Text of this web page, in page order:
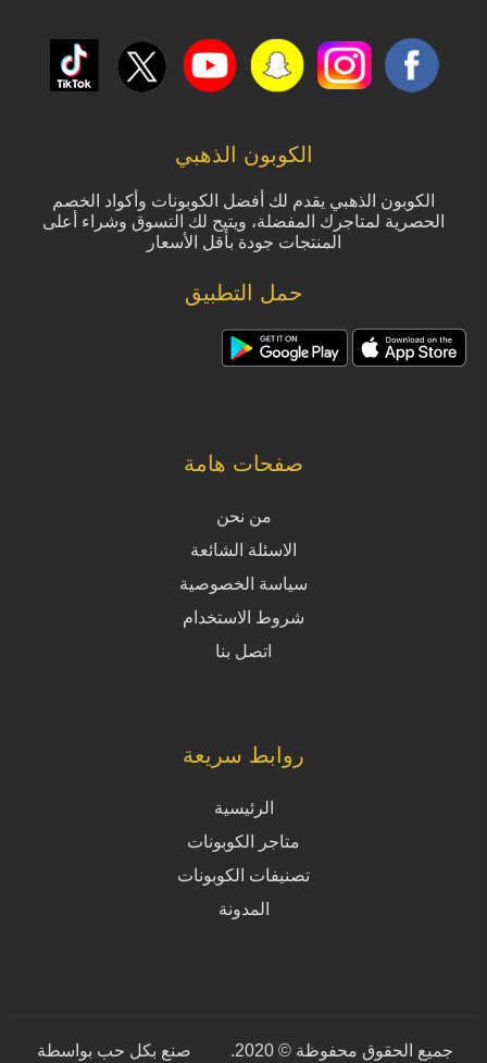
الكوبون الذهبي
الكوبون الذهبي يقدم لك أفضل الكوبونات وأكواد الخصم
الحصرية لمتاجرك المفضلة، ويتيح لك التسوق وشراء أعلى
المنتجات جودة بأقل الأسعار
حمل التطبيق
صفحات هامة
من نحن
الاسئلة الشائعة
سياسة الخصوصية
شروط الاستخدام
اتصل بنا
روابط سريعة
الرئيسية
متاجر الكوبونات
تصنيفات الكوبونات
المدونة
جميع الحقوق محفوظة © 2020. صنع بكل حب بواسطة